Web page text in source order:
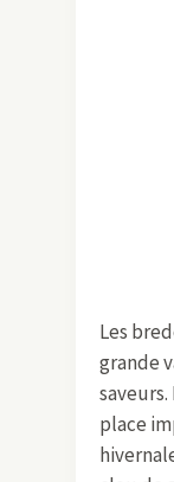
Les
grande
place